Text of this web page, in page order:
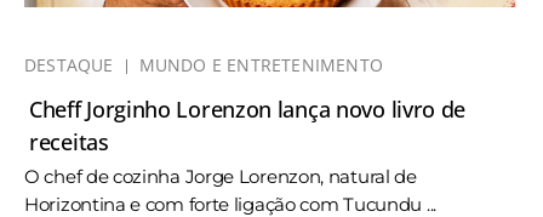
DESTAQUE MUNDO E ENTRETENIMENTO
Cheff Jorginho Lorenzon lança novo livro de
receitas
O chef de cozinha Jorge Lorenzon, natural de
Horizontina e com forte ligação com Tucundu ...